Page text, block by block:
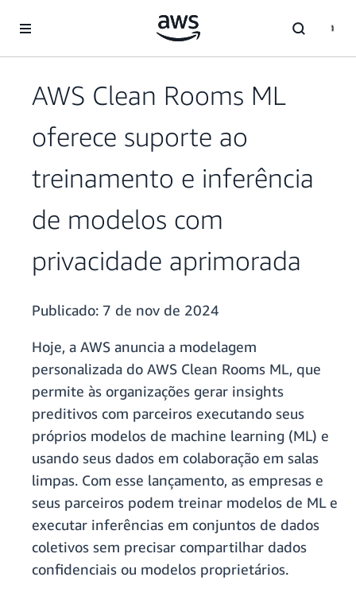
Pular para o conteúdo principal
AWS Clean Rooms ML
oferece suporte ao
treinamento e inferência
de modelos com
privacidade aprimorada
Publicado: 7 de nov de 2024
Hoje, a AWS anuncia a modelagem
personalizada do AWS Clean Rooms ML, que
permite às organizações gerar insights
preditivos com parceiros executando seus
próprios modelos de machine learning (ML) e
usando seus dados em colaboração em salas
limpas. Com esse lançamento, as empresas e
seus parceiros podem treinar modelos de ML e
executar inferências em conjuntos de dados
coletivos sem precisar compartilhar dados
confidenciais ou modelos proprietários.